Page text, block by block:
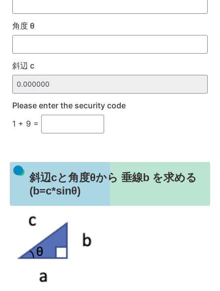
角度 θ
斜辺 c
Please enter the security code
1 + 9 =
斜辺cと角度θから 垂線b を求める
(b=c*sinθ)